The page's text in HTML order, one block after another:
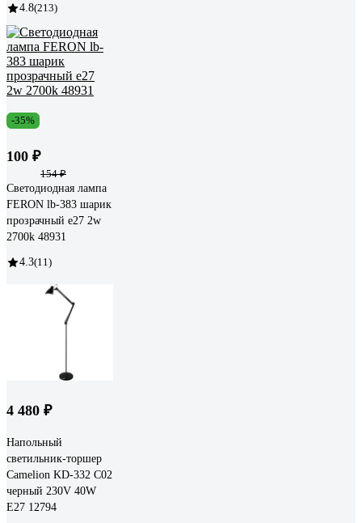
4.8(213)
-35%
100 ₽
154 ₽
Светодиодная лампа
FERON lb-383 шарик
прозрачный e27 2w
2700k 48931
4.3(11)
4 480 ₽
Напольный
светильник-торшер
Camelion KD-332 C02
черный 230V 40W
E27 12794